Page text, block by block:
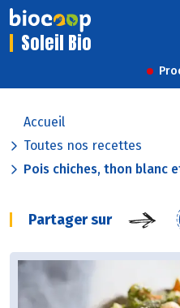
Soleil Bio
Accueil
Toutes nos recettes
Pois chiches, thon blanc
Partager sur